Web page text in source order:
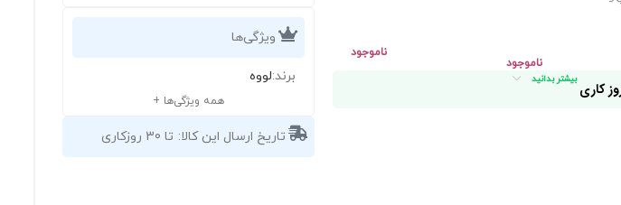
ناموجود
ناموجود
بیشتر بدانید
ویژگی‌ها
برند:لووه
همه ویژگی‌ها +
تاریخ ارسال این کالا: تا 30 روزکاری